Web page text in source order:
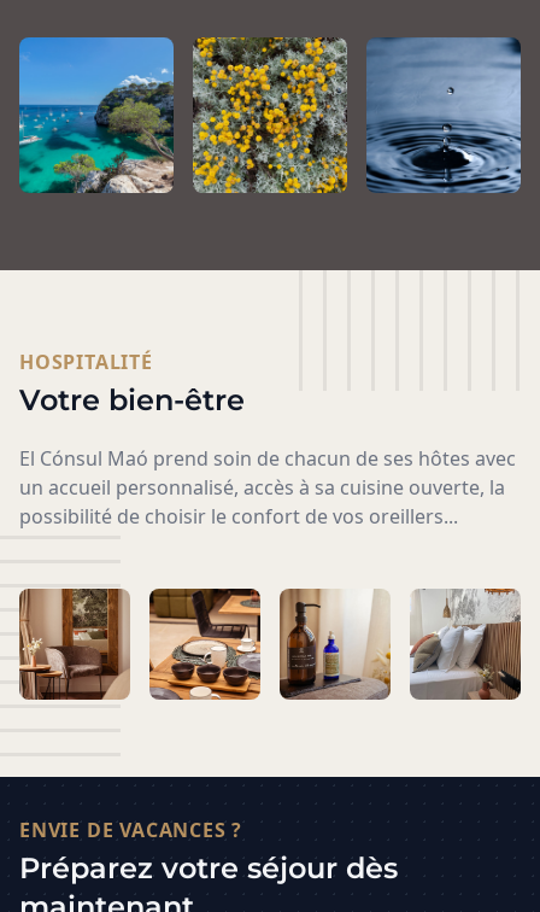
HOSPITALITÉ
Votre bien-être
El Cónsul Maó prend soin de chacun de ses hôtes avec
un accueil personnalisé, accès à sa cuisine ouverte, la
possibilité de choisir le confort de vos oreillers...
ENVIE DE VACANCES ?
Préparez votre séjour dès